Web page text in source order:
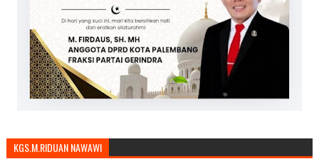
KGS.M.RIDUAN NAWAWI